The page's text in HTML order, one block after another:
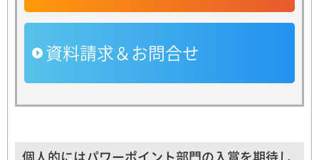
資料請求＆お問合せ